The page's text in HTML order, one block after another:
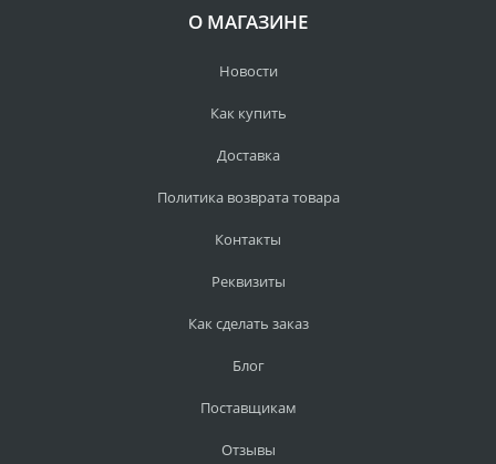
О МАГАЗИНЕ
Новости
Как купить
Доставка
Политика возврата товара
Контакты
Реквизиты
Как сделать заказ
Блог
Поставщикам
Отзывы